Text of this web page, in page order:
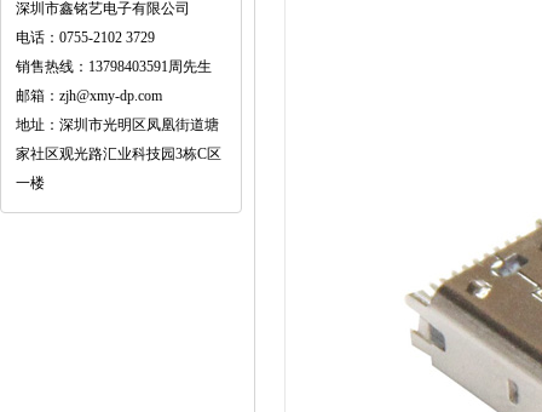
深圳市鑫铭艺电子有限公司
电话：0755-2102 3729
销售热线：13798403591周先生
邮箱：zjh@xmy-dp.com
地址：深圳市光明区凤凰街道塘
家社区观光路汇业科技园3栋C区
一楼